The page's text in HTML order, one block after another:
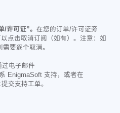
/许可证”。 在您的订单/许可证旁
点击取消订阅（如有）。注意：如
要逐个取消。
电子邮件
EnigmaSoft 支持，或者在
交支持工单。